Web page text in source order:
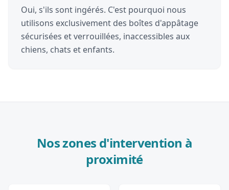
Oui, s'ils sont ingérés. C'est pourquoi nous
utilisons exclusivement des boîtes d'appâtage
sécurisées et verrouillées, inaccessibles aux
chiens, chats et enfants.
Nos zones d'intervention à
proximité